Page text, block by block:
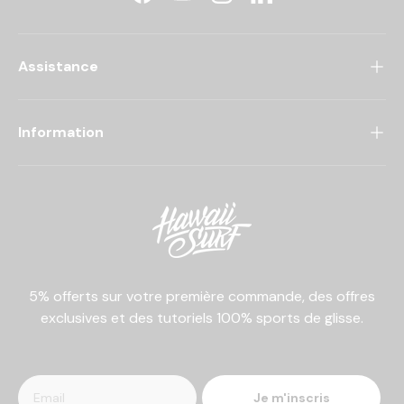
Assistance
Information
5% offerts sur votre première commande, des offres
exclusives et des tutoriels 100% sports de glisse.
Je m'inscris